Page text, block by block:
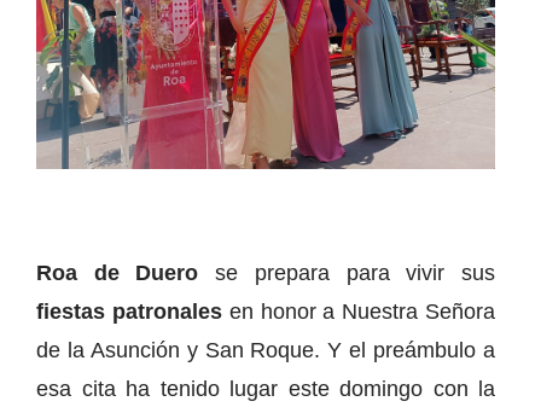
Roa de Duero se prepara para vivir sus
fiestas patronalesen honor a Nuestra Señora
de la Asunción y San Roque. Y el preámbulo a
esa cita ha tenido lugar este domingo con la